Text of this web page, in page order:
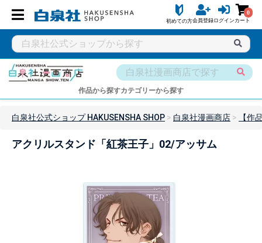
初めての方会員登録ログイン
0
カート
作品から探すカテゴリーから探す
白泉社公式ショップ HAKUSENSHA SHOP 白泉社漫画商店 【作
アクリルスタンド「紅茶王子」02/アッサム